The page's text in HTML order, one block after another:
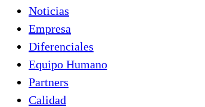
Noticias
Empresa
Diferenciales
Equipo Humano
Partners
Calidad